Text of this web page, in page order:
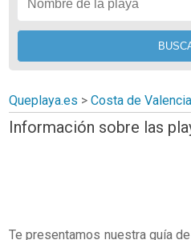
Queplaya.es >Costa de Valencia
Información sobre las
Te presentamos nuestra guía